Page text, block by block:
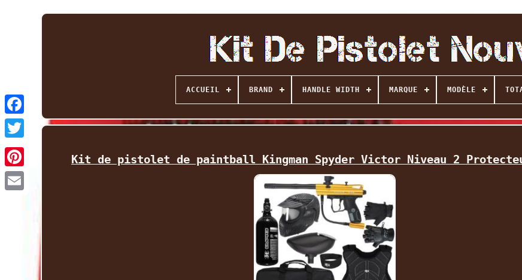
Facebook
Twitter
ACCUEIL BRAND HANDLE WIDTH MARQUE MODÈLE
Kit de pistolet de paintball Kingman Spyder Victor Niveau 2